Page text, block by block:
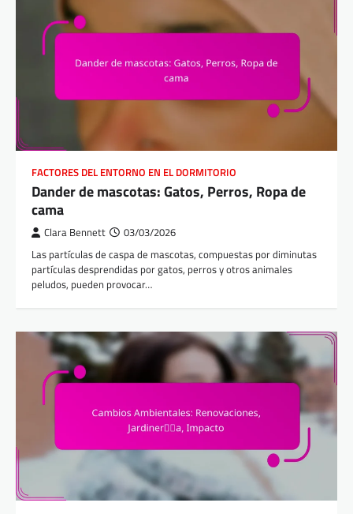
FACTORES DEL ENTORNO EN EL DORMITORIO
Dander de mascotas: Gatos, Perros, Ropa de
cama
Clara Bennett 03/03/2026
Las partículas de caspa de mascotas, compuestas por diminutas
partículas desprendidas por gatos, perros y otros animales
peludos, pueden provocar…